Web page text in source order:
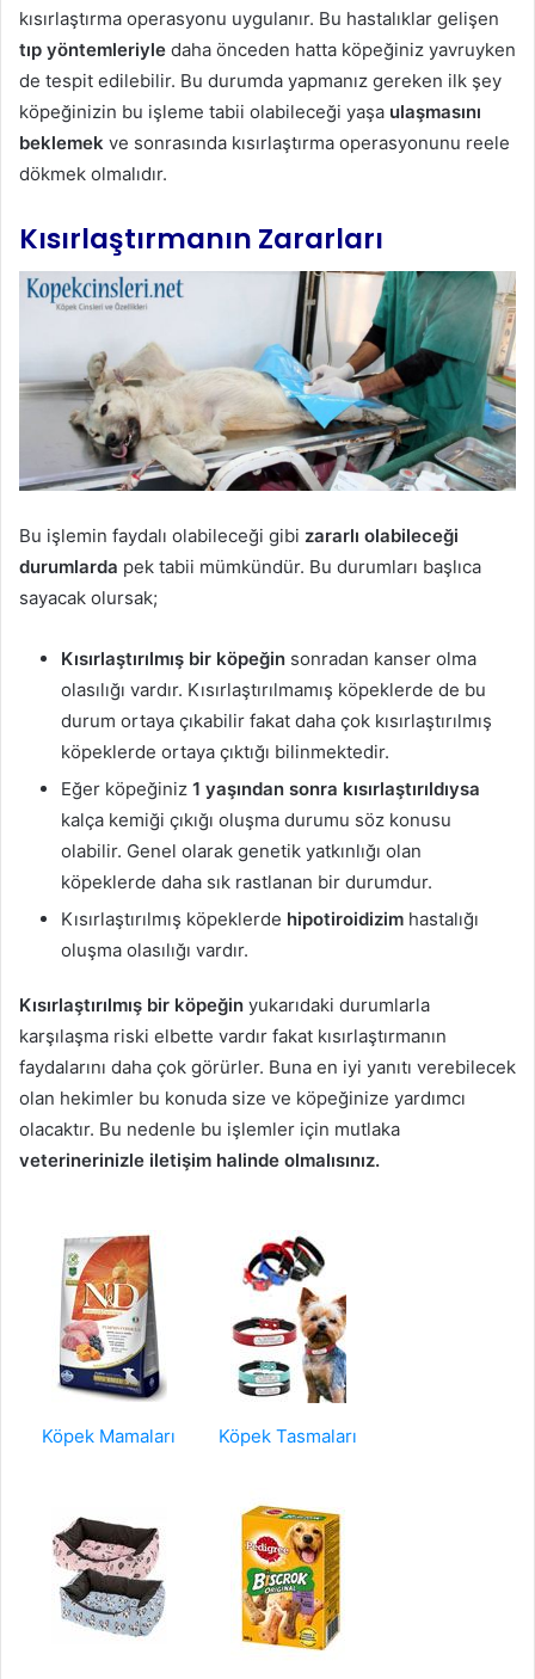
kısırlaştırma operasyonu uygulanır. Bu hastalıklar gelişen
tıp yöntemleriyle daha önceden hatta köpeğiniz yavruyken
de tespit edilebilir. Bu durumda yapmanız gereken ilk şey
köpeğinizin bu işleme tabii olabileceği yaşa ulaşmasını
beklemek ve sonrasında kısırlaştırma operasyonunu reele
dökmek olmalıdır.
Kısırlaştırmanın Zararları
Bu işlemin faydalı olabileceği gibi zararlı olabileceği
durumlarda pek tabii mümkündür. Bu durumları başlıca
sayacak olursak;
Kısırlaştırılmış bir köpeğin sonradan kanser olma
olasılığı vardır. Kısırlaştırılmamış köpeklerde de bu
durum ortaya çıkabilir fakat daha çok kısırlaştırılmış
köpeklerde ortaya çıktığı bilinmektedir.
Eğer köpeğiniz 1 yaşından sonra kısırlaştırıldıysa
kalça kemiği çıkığı oluşma durumu söz konusu
olabilir. Genel olarak genetik yatkınlığı olan
köpeklerde daha sık rastlanan bir durumdur.
Kısırlaştırılmış köpeklerde hipotiroidizim hastalığı
oluşma olasılığı vardır.
Kısırlaştırılmış bir köpeğin yukarıdaki durumlarla
karşılaşma riski elbette vardır fakat kısırlaştırmanın
faydalarını daha çok görürler. Buna en iyi yanıtı verebilecek
olan hekimler bu konuda size ve köpeğinize yardımcı
olacaktır. Bu nedenle bu işlemler için mutlaka
veterinerinizle iletişim halinde olmalısınız.
Köpek Mamaları Köpek Tasmaları